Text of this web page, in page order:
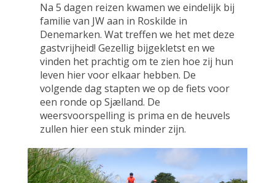
Na 5 dagen reizen kwamen we eindelijk bij
familie van JW aan in Roskilde in
Denemarken. Wat treffen we het met deze
gastvrijheid! Gezellig bijgekletst en we
vinden het prachtig om te zien hoe zij hun
leven hier voor elkaar hebben. De
volgende dag stapten we op de fiets voor
een ronde op Sjælland. De
weersvoorspelling is prima en de heuvels
zullen hier een stuk minder zijn.